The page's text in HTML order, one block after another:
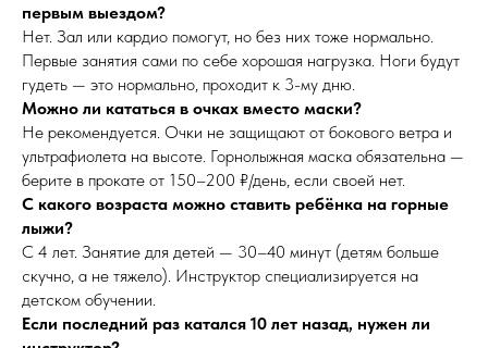
первым выездом?
Нет. Зал или кардио помогут, но без них тоже нормально.
Первые занятия сами по себе хорошая нагрузка. Ноги будут
гудеть — это нормально, проходит к 3-му дню.
Можно ли кататься в очках вместо маски?
Не рекомендуется. Очки не защищают от бокового ветра и
ультрафиолета на высоте. Горнолыжная маска обязательна —
берите в прокате от 150–200 ₽/день, если своей нет.
С какого возраста можно ставить ребёнка на горные
лыжи?
С 4 лет. Занятие для детей — 30–40 минут (детям больше
скучно, а не тяжело). Инструктор специализируется на
детском обучении.
Если последний раз катался 10 лет назад, нужен ли